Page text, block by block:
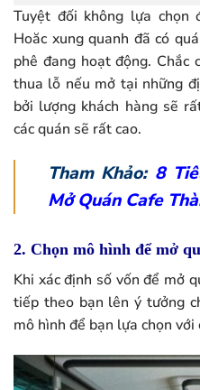
Tuyệt đối không lựa chọn
Hoăc xung quanh đã có
phê đang hoạt động. Chắc
thua lỗ nếu mở tại những
bởi lượng khách hàng sẽ
các quán sẽ rất cao.
Tham Khảo: 8
Mở Quán Cafe
2. Chọn mô hình để mở
Khi xác định số vốn để mở
tiếp theo bạn lên ý tưởng
mô hình để bạn lựa chọn